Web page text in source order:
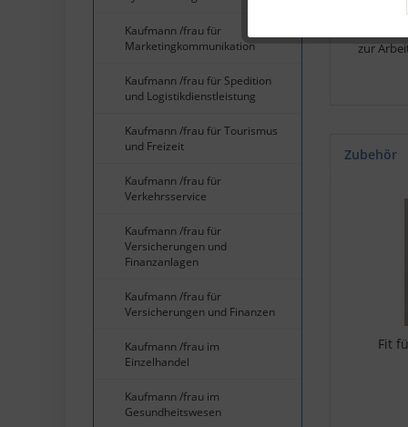
Kaufmann /frau für
Marketingkommunikation
Kaufmann /frau für Spedition
und Logistikdienstleistung
Kaufmann /frau für Tourismus
und Freizeit
Kaufmann /frau für
Verkehrsservice
Kaufmann /frau für
Versicherungen und
Finanzanlagen
Kaufmann /frau für
Versicherungen und Finanzen
Kaufmann /frau im
Einzelhandel
Kaufmann /frau im
Gesundheitswesen
Durch
zur
Zubehör
Fit